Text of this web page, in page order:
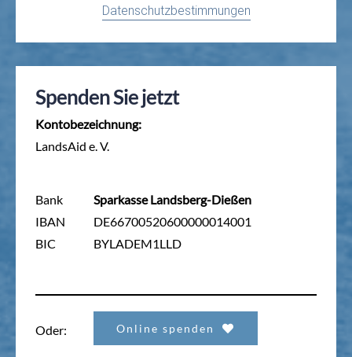
Datenschutzbestimmungen
Spenden Sie jetzt
Kontobezeichnung:
LandsAid e. V.
Bank
IBAN
BIC
Sparkasse Landsberg-Dießen
DE66700520600000014001
BYLADEM1LLD
Oder: Online spenden